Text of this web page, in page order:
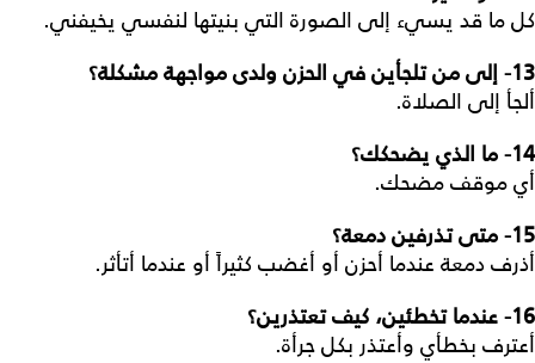
كل ما قد يسيء إلى الصورة التي بنيتها لنفسي يخيفني.
13- إلى من تلجأين في الحزن ولدى مواجهة مشكلة؟
ألجأ إلى الصلاة.
14- ما الذي يضحكك؟
أي موقف مضحك.
15- متى تذرفين دمعة؟
أذرف دمعة عندما أحزن أو أغضب كثيراً أو عندما أتأثر.
16- عندما تخطئين، كيف تعتذرين؟
أعترف بخطأي وأعتذر بكل جرأة.